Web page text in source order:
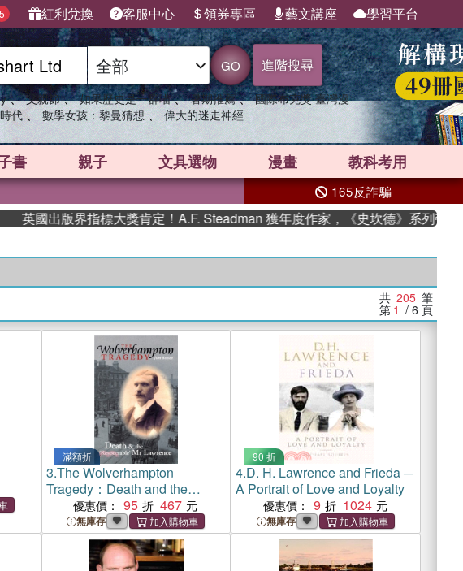
5 紅利兌換 客服中心 領券專區 藝文講座 學習平台
GO 進階搜尋
、 父親節 、 如果歷史是一群喵 、 暑期推薦 、 國際布克獎 臺灣漫
代 、 數學女孩：黎曼猜想 、 偉大的迷走神經
書 親子 文具選物 漫畫 教科考用
165反詐騙
版界指標大獎肯定！A.F. Steadman 獲年度作家，《史坎德》系列帶你踏上熱血
共 205 筆
第 1 / 6 頁
滿額折
3.The Wolverhampton
Tragedy：Death and the
Respectable Mr Lawrence
優惠價： 95 467
無庫存
90 折
4.D. H. Lawrence and Frieda ─
A Portrait of Love and Loyalty
優惠價： 9 1024
無庫存